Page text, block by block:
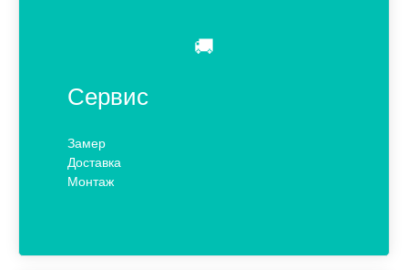
🚚
Сервис
Замер
Доставка
Монтаж